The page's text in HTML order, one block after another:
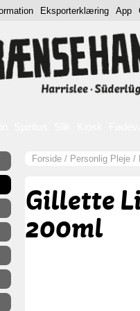
Forside / Personlig Pleje /
Gillette
200ml
Eksporterklæring App